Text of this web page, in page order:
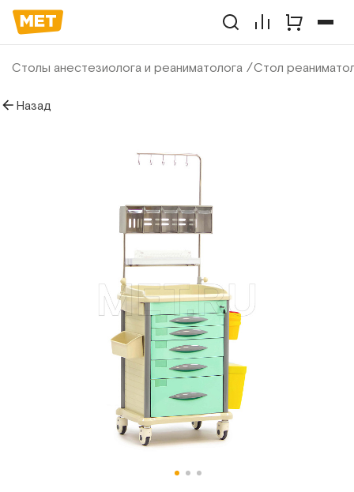
Столы анестезиолога и реаниматолога Стол
Назад